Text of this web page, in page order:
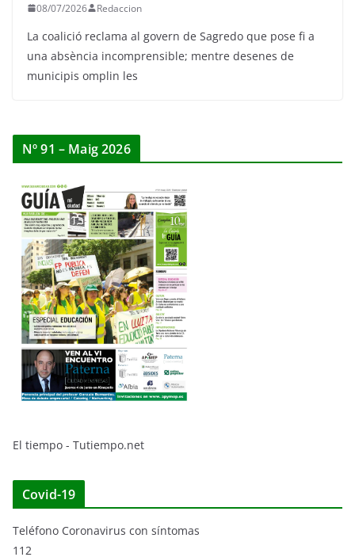
08/07/2026 Redaccion
La coalició reclama al govern de Sagredo que pose fi a
una absència incomprensible; mentre desenes de
municipis omplin les
Nº 91 – Maig 2026
El tiempo - Tutiempo.net
Covid-19
Teléfono Coronavirus con síntomas
112